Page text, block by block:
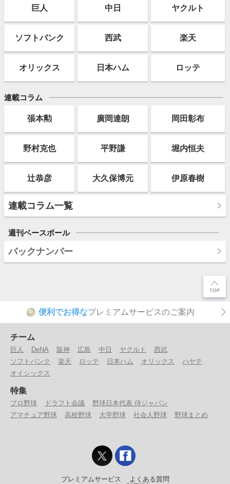
巨人 中日 ヤクルト
ソフトバンク 西武 楽天
オリックス 日本ハム ロッテ
連載コラム
張本勲 廣岡達朗 岡田彰布
野村克也 平野謙 堀内恒夫
辻恭彦 大久保博元 伊原春樹
連載コラム一覧
週刊ベースボール
バックナンバー
P 便利でお得なプレミアムサービスのご案内
チーム
巨人 DeNA 阪神 広島 中日 ヤクルト
西武
ソフトバンク
楽天 ロッテ 日本ハム オリックス
ハヤテ
オイシックス
特集
プロ野球 ドラフト会議
野球日本代表 侍ジャパン
アマチュア野球
高校野球 大学野球 社会人野球 野球まとめ
プレミアムサービス
よくある質問